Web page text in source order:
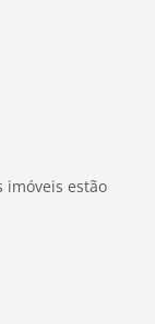
imóveis estão